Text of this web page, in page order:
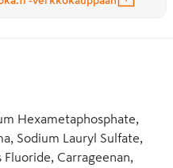
Hexametaphosphate,
Sodium Lauryl Sulfate,
Carrageenan,